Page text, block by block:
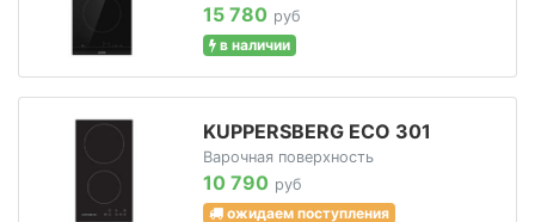
15 780 руб
в наличии
KUPPERSBERG ECO 301
Варочная поверхность
10 790 руб
ожидаем поступления